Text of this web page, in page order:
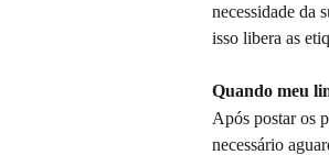
necessidade da
isso libera as
Quando meu
Após postar os
necessário